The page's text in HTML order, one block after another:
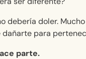
debería doler.
dañarte para
parte.